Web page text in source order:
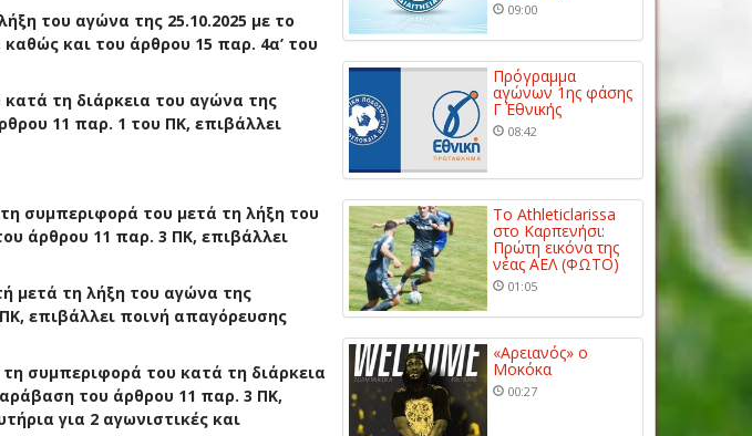
του αγώνα της 25.10.2025 με το
καθώς και του άρθρου 15 παρ. 4α’ του
κατά τη διάρκεια του αγώνα της
11 παρ. 1 του ΠΚ, επιβάλλει
συμπεριφορά του μετά τη λήξη του
άρθρου 11 παρ. 3 ΠΚ, επιβάλλει
μετά τη λήξη του αγώνα της
επιβάλλει ποινή απαγόρευσης
τη συμπεριφορά του κατά τη διάρκεια
του άρθρου 11 παρ. 3 ΠΚ,
για 2 αγωνιστικές και
09:00
Πρόγραμμα
αγώνων 1ης φάσης
Γ΄ Εθνικής
08:42
Το Athleticlarissa
στο Καρπενήσι:
Πρώτη εικόνα της
νέας ΑΕΛ (ΦΩΤΟ)
01:05
«Αρειανός» ο
Μοκόκα
00:27